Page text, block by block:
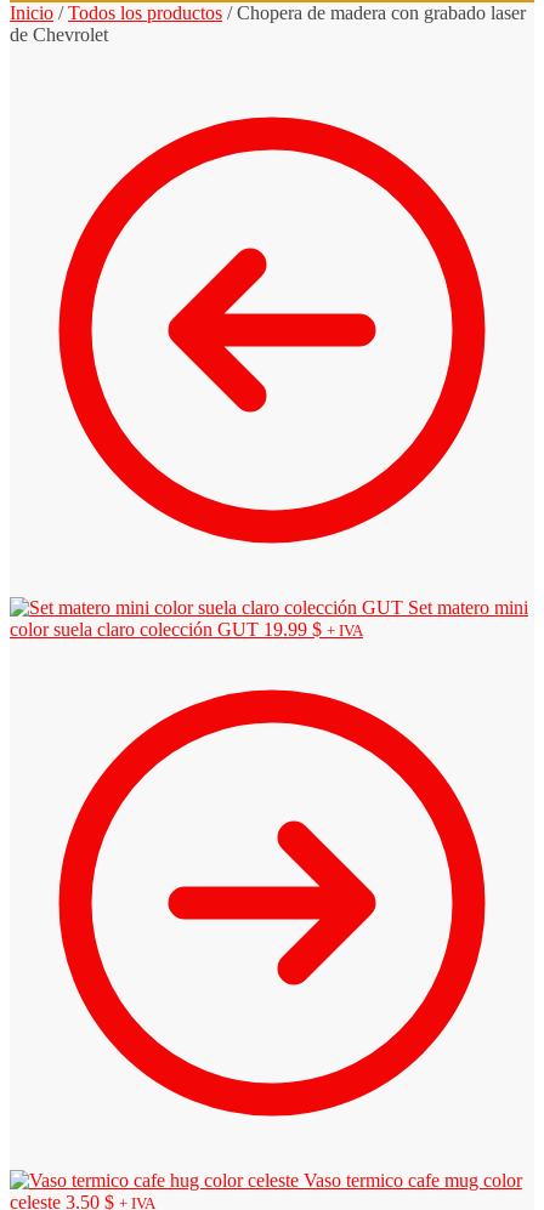
Inicio /Todos los productos /Chopera de madera con grabado laser
de Chevrolet
Set matero mini
color suela claro colección GUT 19.99 $ + IVA
Vaso termico cafe mug color
celeste 3.50 $ + IVA